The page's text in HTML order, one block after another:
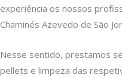
experiência os nossos
Chaminés Azevedo de São
Nesse sentido, prestamos
pellets e limpeza das